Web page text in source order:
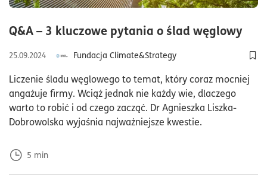
Q&A – 3 kluczowe pytania o ślad węglowy
25.09.2024
Fundacja Climate&Strategy
Liczenie śladu węglowego to temat, który coraz mocniej
angażuje firmy. Wciąż jednak nie każdy wie, dlaczego
warto to robić i od czego zacząć. Dr Agnieszka Liszka-
Dobrowolska wyjaśnia najważniejsze kwestie.
5 min